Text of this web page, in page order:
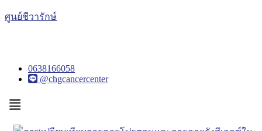
ศูนย์ชีวารักษ์
0638166058
@chgcancercenter
Menu